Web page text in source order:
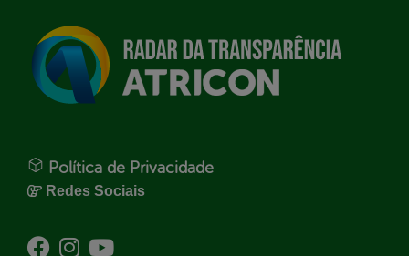
Política de Privacidade
Redes Sociais